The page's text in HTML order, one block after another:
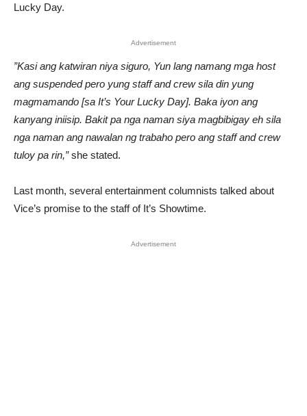
Lucky Day.
Advertisement
”Kasi ang katwiran niya siguro, Yun lang namang mga host
ang suspended pero yung staff and crew sila din yung
magmamando [sa It’s Your Lucky Day]. Baka iyon ang
kanyang iniisip. Bakit pa nga naman siya magbibigay eh sila
nga naman ang nawalan ng trabaho pero ang staff and crew
tuloy pa rin,”she stated.
Last month, several entertainment columnists talked about
Vice’s promise to the staff of It’s Showtime.
Advertisement